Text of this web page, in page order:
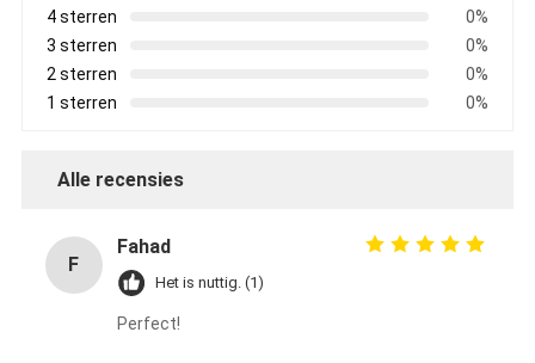
4 sterren
0%
3 sterren
0%
2 sterren
0%
1 sterren
0%
Alle recensies
F
Fahad
Het is nuttig. (1)
Perfect!